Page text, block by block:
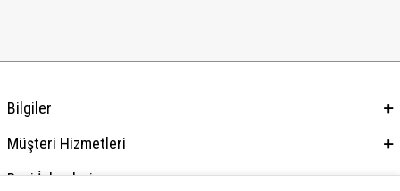
Bilgiler
Müşteri Hizmetleri
Bayi İşlemleri